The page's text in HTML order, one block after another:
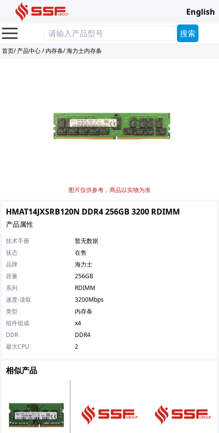
English
首页/产品中心/内存条/海力士内存条
图片仅供参考，商品以实物为准
HMAT14JXSRB120N DDR4 256GB 3200 RDIMM
产品属性
技术手册
暂无数据
状态
在售
品牌
海力士
容量
256GB
系列
RDIMM
速度-读取
3200Mbps
类型
内存条
组件组成
x4
DDR
DDR4
最大CPU
2
相似产品